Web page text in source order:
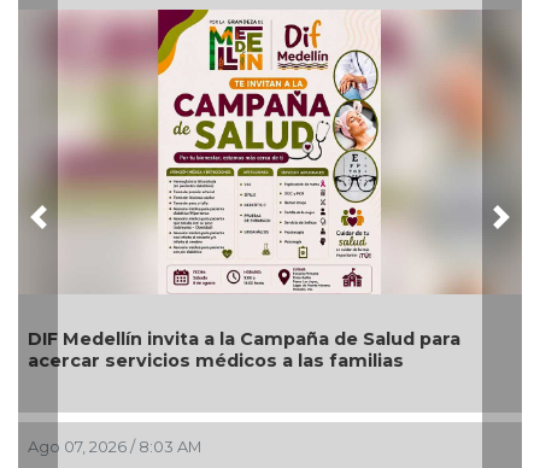
invita a la Campaña de Salud para
médicos a las familias
/ 8:03 AM
🎉🎂👏
Previous